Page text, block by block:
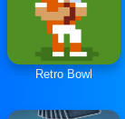
Retro Bowl